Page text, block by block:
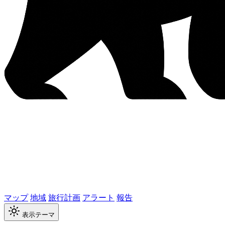
マップ地域旅行計画 アラート 報告
表示テーマ